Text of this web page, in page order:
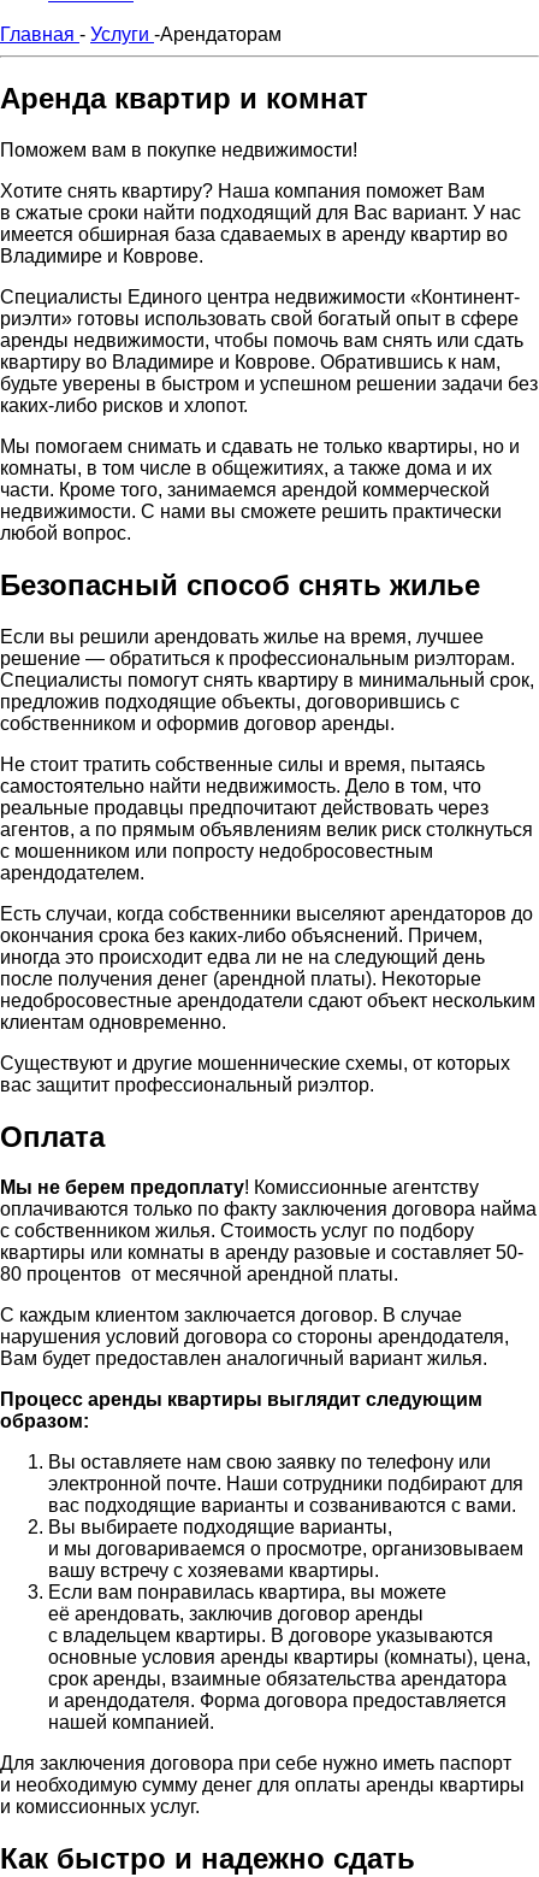
Главная - Услуги -Арендаторам
Аренда квартир и комнат
Поможем вам в покупке недвижимости!
Хотите снять квартиру? Наша компания поможет Вам
в сжатые сроки найти подходящий для Вас вариант. У нас
имеется обширная база сдаваемых в аренду квартир во
Владимире и Коврове.
Специалисты Единого центра недвижимости «Континент-
риэлти» готовы использовать свой богатый опыт в сфере
аренды недвижимости, чтобы помочь вам снять или сдать
квартиру во Владимире и Коврове. Обратившись к нам,
будьте уверены в быстром и успешном решении задачи без
каких-либо рисков и хлопот.
Мы помогаем снимать и сдавать не только квартиры, но и
комнаты, в том числе в общежитиях, а также дома и их
части. Кроме того, занимаемся арендой коммерческой
недвижимости. С нами вы сможете решить практически
любой вопрос.
Безопасный способ снять жилье
Если вы решили арендовать жилье на время, лучшее
решение — обратиться к профессиональным риэлторам.
Специалисты помогут снять квартиру в минимальный срок,
предложив подходящие объекты, договорившись с
собственником и оформив договор аренды.
Не стоит тратить собственные силы и время, пытаясь
самостоятельно найти недвижимость. Дело в том, что
реальные продавцы предпочитают действовать через
агентов, а по прямым объявлениям велик риск столкнуться
с мошенником или попросту недобросовестным
арендодателем.
Есть случаи, когда собственники выселяют арендаторов до
окончания срока без каких-либо объяснений. Причем,
иногда это происходит едва ли не на следующий день
после получения денег (арендной платы). Некоторые
недобросовестные арендодатели сдают объект нескольким
клиентам одновременно.
Существуют и другие мошеннические схемы, от которых
вас защитит профессиональный риэлтор.
Оплата
Мы не берем предоплату! Комиссионные агентству
оплачиваются только по факту заключения договора найма
с собственником жилья. Стоимость услуг по подбору
квартиры или комнаты в аренду разовые и составляет 50-
80 процентов от месячной арендной платы.
С каждым клиентом заключается договор. В случае
нарушения условий договора со стороны арендодателя,
Вам будет предоставлен аналогичный вариант жилья.
Процесс аренды квартиры выглядит следующим
образом:
Вы оставляете нам свою заявку по телефону или
электронной почте. Наши сотрудники подбирают для
вас подходящие варианты и созваниваются с вами.
Вы выбираете подходящие варианты,
и мы договариваемся о просмотре, организовываем
вашу встречу с хозяевами квартиры.
Если вам понравилась квартира, вы можете
её арендовать, заключив договор аренды
с владельцем квартиры. В договоре указываются
основные условия аренды квартиры (комнаты), цена,
срок аренды, взаимные обязательства арендатора
и арендодателя. Форма договора предоставляется
нашей компанией.
Для заключения договора при себе нужно иметь паспорт
и необходимую сумму денег для оплаты аренды квартиры
и комиссионных услуг.
Как быстро и надежно сдать